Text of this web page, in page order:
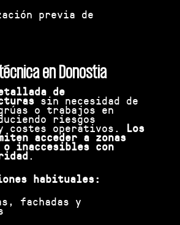
previa de
en Donostia
de
sin necesidad de
o trabajos en
riesgos
costes operativos. Los
acceder a zonas
inaccesibles con
.
habituales:
fachadas y